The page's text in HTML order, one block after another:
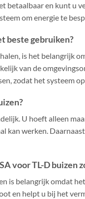
betaalbaar en kunt u
om energie te
beste gebruiken?
is het belangrijk
van de
zodat het systeem
U hoeft alleen
kan werken.
voor TL-D buizen
is belangrijk omdat
en helpt u bij het